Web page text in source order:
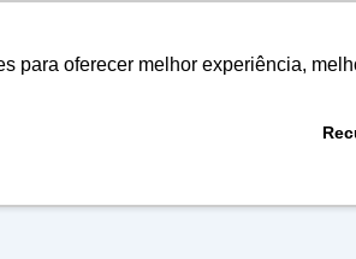
para oferecer melhor experiência,